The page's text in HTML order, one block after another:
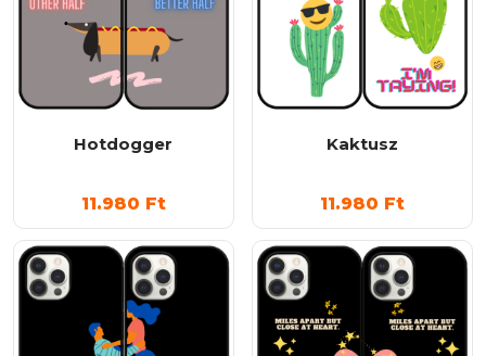
Hotdogger
11.980 Ft
Kaktusz
11.980 Ft